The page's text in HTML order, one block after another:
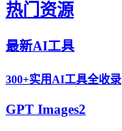
热门资源
最新AI工具
300+实用AI工具全收录
GPT Images2